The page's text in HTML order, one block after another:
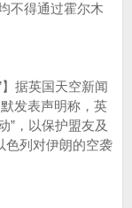
不得通过霍尔木
】据英国天空新闻
发表声明称，英
”，以保护盟友及
色列对伊朗的空袭